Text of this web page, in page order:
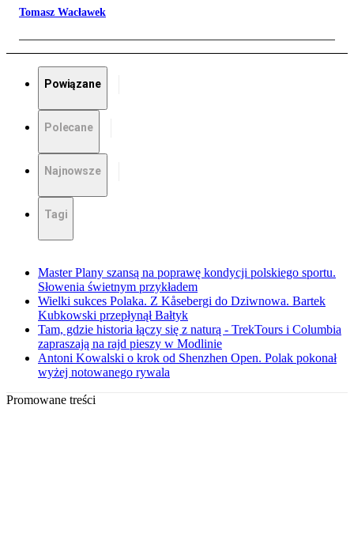
Tomasz Wacławek
Powiązane
Polecane
Najnowsze
Tagi
Master Plany szansą na poprawę kondycji polskiego sportu.
Słowenia świetnym przykładem
Wielki sukces Polaka. Z Kåsebergi do Dziwnowa. Bartek
Kubkowski przepłynął Bałtyk
Tam, gdzie historia łączy się z naturą - TrekTours i Columbia
zapraszają na rajd pieszy w Modlinie
Antoni Kowalski o krok od Shenzhen Open. Polak pokonał
wyżej notowanego rywala
Promowane treści